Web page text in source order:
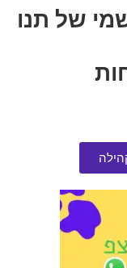
ופרעושים לכלב
גדול
⭐
של תנו